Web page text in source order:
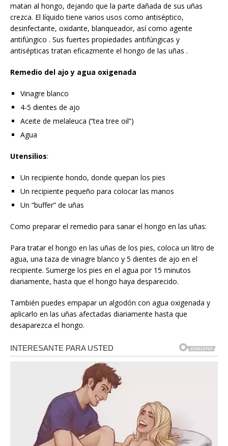
matan al hongo, dejando que la parte dañada de sus uñas
crezca. El líquido tiene varios usos como antiséptico,
desinfectante, oxidante, blanqueador, así como agente
antifúngico . Sus fuertes propiedades antifúngicas y
antisépticas tratan eficazmente el hongo de las uñas .
Remedio del ajo y agua oxigenada
Vinagre blanco
4-5 dientes de ajo
Aceite de melaleuca (“tea tree oil”)
Agua
Utensilios:
Un recipiente hondo, donde quepan los pies
Un recipiente pequeño para colocar las manos
Un “buffer” de uñas
Como preparar el remedio para sanar el hongo en las uñas:
Para tratar el hongo en las uñas de los pies, coloca un litro de
agua, una taza de vinagre blanco y 5 dientes de ajo en el
recipiente. Sumerge los pies en el agua por 15 minutos
diariamente, hasta que el hongo haya desparecido.
También puedes empapar un algodón con agua oxigenada y
aplicarlo en las uñas afectadas diariamente hasta que
desaparezca el hongo.